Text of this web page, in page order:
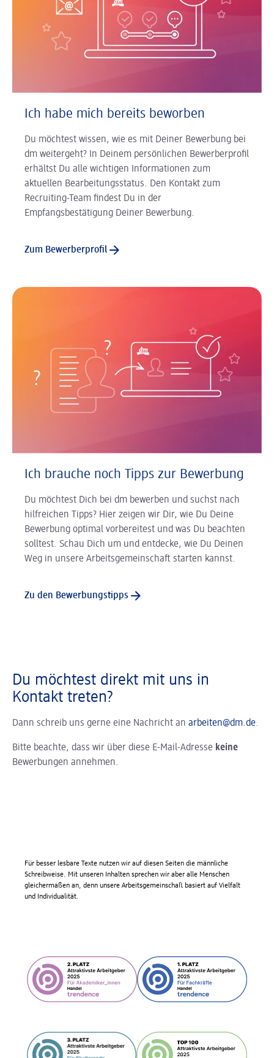
Ich habe mich bereits beworben
Du möchtest wissen, wie es mit Deiner Bewerbung bei
dm weitergeht? In Deinem persönlichen Bewerberprofil
erhältst Du alle wichtigen Informationen zum
aktuellen Bearbeitungsstatus. Den Kontakt zum
Recruiting-Team findest Du in der
Empfangsbestätigung Deiner Bewerbung.
Zum Bewerberprofil
Ich brauche noch Tipps zur Bewerbung
Du möchtest Dich bei dm bewerben und suchst nach
hilfreichen Tipps? Hier zeigen wir Dir, wie Du Deine
Bewerbung optimal vorbereitest und was Du beachten
solltest. Schau Dich um und entdecke, wie Du Deinen
Weg in unsere Arbeitsgemeinschaft starten kannst.
Zu den Bewerbungstipps
Du möchtest direkt mit uns in
Kontakt treten?
Dann schreib uns gerne eine Nachricht an arbeiten@dm.de.
Bitte beachte, dass wir über diese E-Mail-Adresse keine
Bewerbungen annehmen.
Für besser lesbare Texte nutzen wir auf diesen Seiten die männliche
Schreibweise. Mit unseren Inhalten sprechen wir aber alle Menschen
gleichermaßen an, denn unsere Arbeitsgemeinschaft basiert auf Vielfalt
und Individualität.